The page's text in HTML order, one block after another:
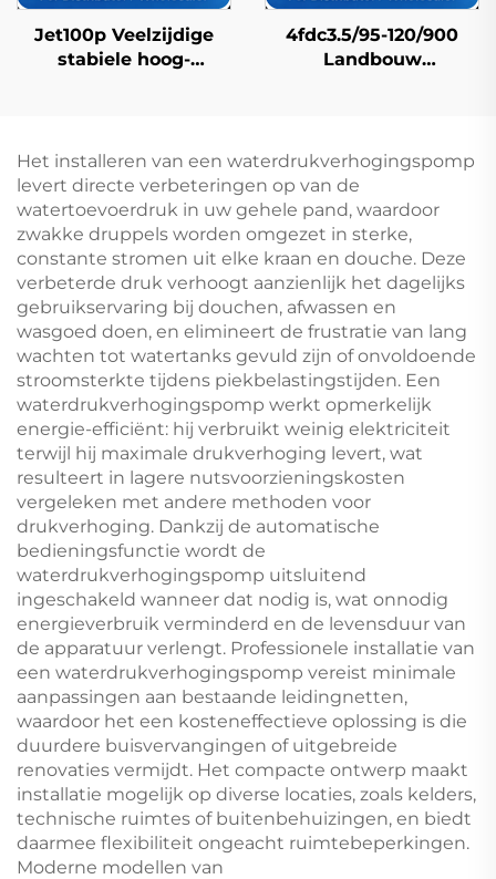
Jet100p Veelzijdige
stabiele hoog-
waterpomp
4fdc3.5/95-120/900
Landbouw
Gewasirrigatie
Het installeren van een waterdrukverhogingspomp
levert directe verbeteringen op van de
watertoevoerdruk in uw gehele pand, waardoor
zwakke druppels worden omgezet in sterke,
constante stromen uit elke kraan en douche. Deze
verbeterde druk verhoogt aanzienlijk het dagelijks
gebruikservaring bij douchen, afwassen en
wasgoed doen, en elimineert de frustratie van lang
wachten tot watertanks gevuld zijn of onvoldoende
stroomsterkte tijdens piekbelastingstijden. Een
waterdrukverhogingspomp werkt opmerkelijk
energie-efficiënt: hij verbruikt weinig elektriciteit
terwijl hij maximale drukverhoging levert, wat
resulteert in lagere nutsvoorzieningskosten
vergeleken met andere methoden voor
drukverhoging. Dankzij de automatische
bedieningsfunctie wordt de
waterdrukverhogingspomp uitsluitend
ingeschakeld wanneer dat nodig is, wat onnodig
energieverbruik verminderd en de levensduur van
de apparatuur verlengt. Professionele installatie van
een waterdrukverhogingspomp vereist minimale
aanpassingen aan bestaande leidingnetten,
waardoor het een kosteneffectieve oplossing is die
duurdere buisvervangingen of uitgebreide
renovaties vermijdt. Het compacte ontwerp maakt
installatie mogelijk op diverse locaties, zoals kelders,
technische ruimtes of buitenbehuizingen, en biedt
daarmee flexibiliteit ongeacht ruimtebeperkingen.
Moderne modellen van